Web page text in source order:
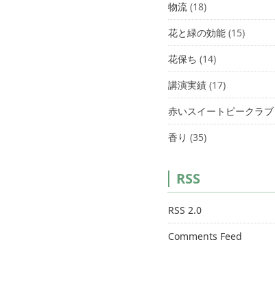
物流 (18)
花と緑の効能 (15)
花保ち (14)
講演実績 (17)
赤いスイートピークラブ
香り (35)
RSS
RSS 2.0
Comments Feed